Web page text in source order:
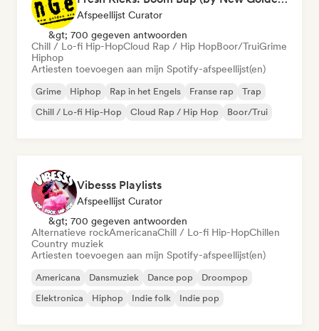
Afspeellijst Curator
&gt; 700 gegeven antwoorden
Chill / Lo-fi Hip-HopCloud Rap / Hip HopBoor/TruiGrime
Hiphop
Artiesten toevoegen aan mijn Spotify-afspeellijst(en)
Grime Hiphop Rap in het Engels Franse rap
Trap
Chill / Lo-fi Hip-Hop
Cloud Rap / Hip Hop Boor/Trui
Vibesss Playlists
Afspeellijst Curator
&gt; 700 gegeven antwoorden
Alternatieve rockAmericanaChill / Lo-fi Hip-HopChillen
Country muziek
Artiesten toevoegen aan mijn Spotify-afspeellijst(en)
Americana Dansmuziek Dance pop
Droompop
Elektronica
Hiphop Indie folk Indie pop